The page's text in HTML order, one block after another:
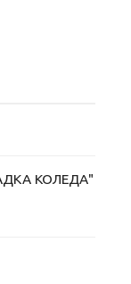
КОЛЕДА"